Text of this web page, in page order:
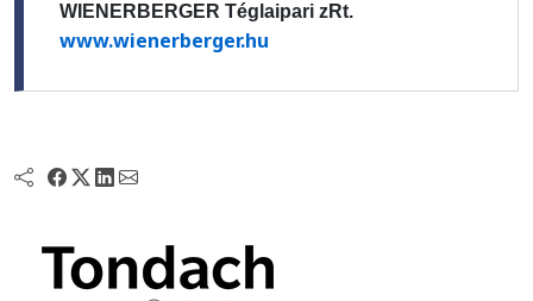
WIENERBERGER Téglaipari zRt.
www.wienerberger.hu